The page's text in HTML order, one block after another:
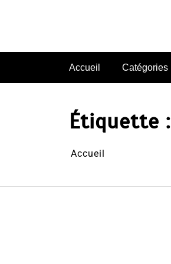
Accueil Catégories
Étiquette :
Accueil